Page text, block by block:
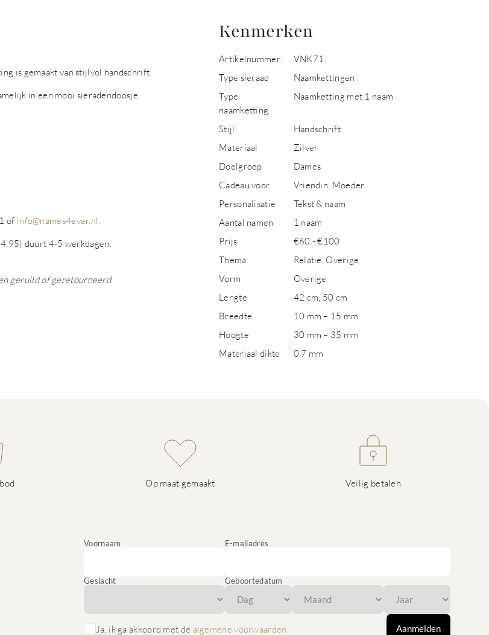
is gemaakt van stijlvol handschrift.
in een mooi sieradendoosje.
of info@names4ever.nl
duurt 4-5 werkdagen.
geruild of geretourneerd.
Kenmerken
Artikelnummer:
VNK71
Type sieraad
Naamkettingen
Type
naamketting
Naamketting met 1 naam
Stijl
Handschrift
Materiaal
Zilver
Doelgroep
Dames
Cadeau voor
Vriendin, Moeder
Personalisatie
Tekst & naam
Aantal namen
1 naam
Prijs
€60 - €100
Thema
Relatie, Overige
Vorm
Overige
Lengte
42 cm, 50 cm
Breedte
10 mm – 15 mm
Hoogte
30 mm – 35 mm
Materiaal dikte
0,7 mm
Op maat gemaakt Veilig betalen
Voornaam E-mailadres
Geslacht Geboortedatum
Ja, ik ga akkoord met de algemene voorwaarden Aanmelden